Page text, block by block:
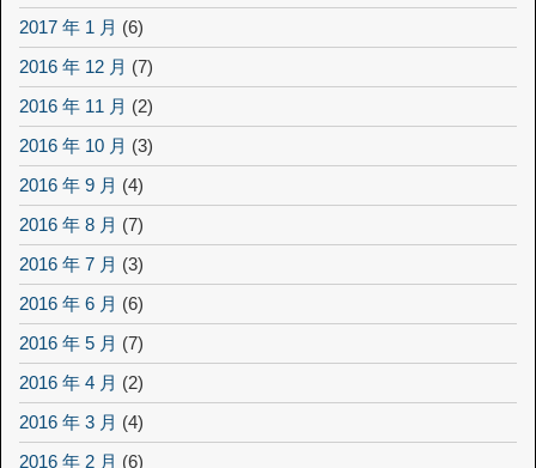
2017 年 1 月 (6)
2016 年 12 月 (7)
2016 年 11 月 (2)
2016 年 10 月 (3)
2016 年 9 月 (4)
2016 年 8 月 (7)
2016 年 7 月 (3)
2016 年 6 月 (6)
2016 年 5 月 (7)
2016 年 4 月 (2)
2016 年 3 月 (4)
2016 年 2 月 (6)